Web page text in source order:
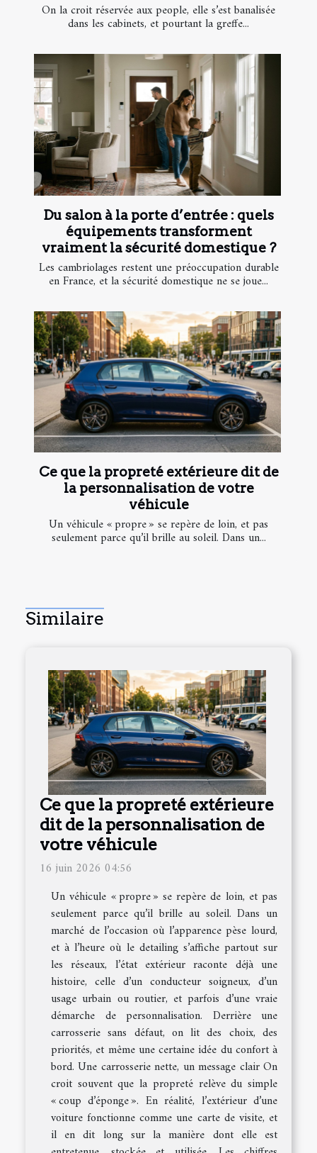
On la croit réservée aux people, elle s’est banalisée
dans les cabinets, et pourtant la greffe...
Du salon à la porte d’entrée : quels
équipements transforment
vraiment la sécurité domestique ?
Les cambriolages restent une préoccupation durable
en France, et la sécurité domestique ne se joue...
Ce que la propreté extérieure dit de
la personnalisation de votre
véhicule
Un véhicule « propre » se repère de loin, et pas
seulement parce qu’il brille au soleil. Dans un...
Similaire
Ce que la propreté extérieure
dit de la personnalisation de
votre véhicule
16 juin 2026 04:56
Un véhicule « propre » se repère de loin, et pas
seulement parce qu’il brille au soleil. Dans un
marché de l’occasion où l’apparence pèse lourd,
et à l’heure où le detailing s’affiche partout sur
les réseaux, l’état extérieur raconte déjà une
histoire, celle d’un conducteur soigneux, d’un
usage urbain ou routier, et parfois d’une vraie
démarche de personnalisation. Derrière une
carrosserie sans défaut, on lit des choix, des
priorités, et même une certaine idée du confort à
bord. Une carrosserie nette, un message clair On
croit souvent que la propreté relève du simple
« coup d’éponge ». En réalité, l’extérieur d’une
voiture fonctionne comme une carte de visite, et
il en dit long sur la manière dont elle est